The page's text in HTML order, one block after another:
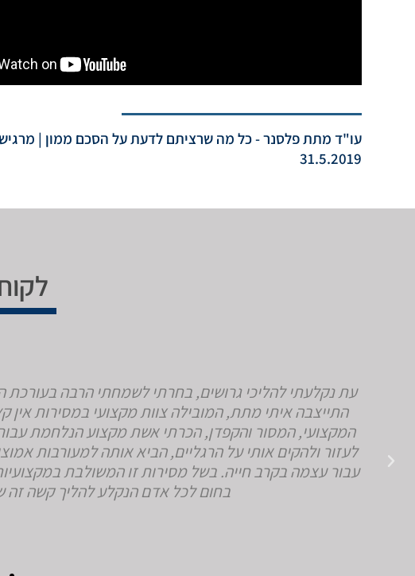
עו"ד מתת פלסנר - כל מה שרציתם לדעת על הסכם ממון |
31.5.2019
עת נקלעתי להליכי גרושים, בחרתי לשמחתי הרבה בעורכת
התייצבה איתי מתת, המובילה צוות מקצועי במסירות
המקצועי, המסור והקפדן, הכרתי אשת מקצוע הנלחמת
לעזור ולהקים אותי על הרגליים, הביא אותה למעורבות
עבור עצמה בקרב חייה. בשל מסירות זו המשולבת
בחום לכל אדם הנקלע להליך קשה זה